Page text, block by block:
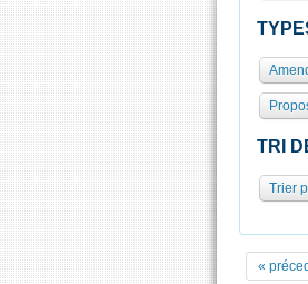
TRI
Trier
«